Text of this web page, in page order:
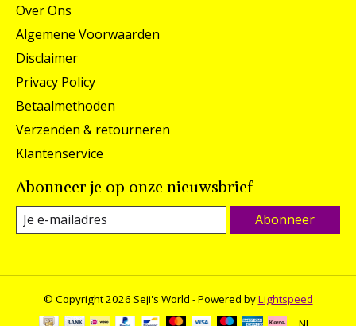
Over Ons
Algemene Voorwaarden
Disclaimer
Privacy Policy
Betaalmethoden
Verzenden & retourneren
Klantenservice
Abonneer je op onze nieuwsbrief
Abonneer
© Copyright 2026 Seji's World - Powered byLightspeed